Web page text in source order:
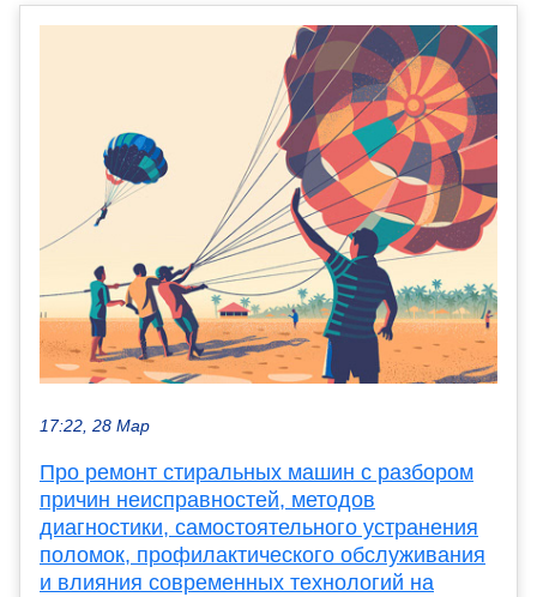
17:22, 28 Мар
Про ремонт стиральных машин с разбором
причин неисправностей, методов
диагностики, самостоятельного устранения
поломок, профилактического обслуживания
и влияния современных технологий на